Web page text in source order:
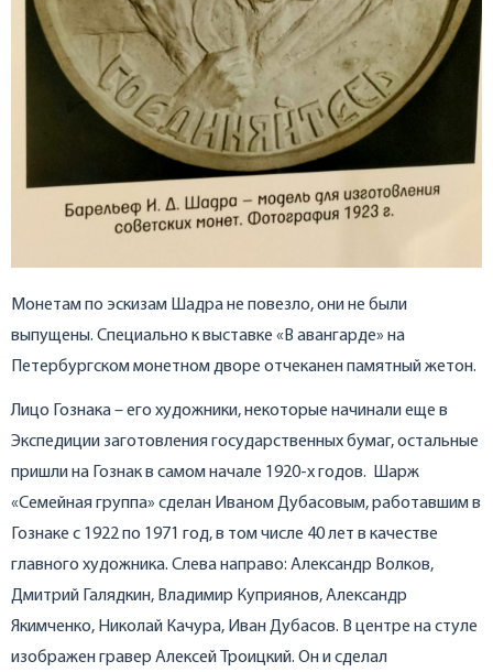
Монетам по эскизам Шадра не повезло, они не были
выпущены. Специально к выставке «В авангарде» на
Петербургском монетном дворе отчеканен памятный жетон.
Лицо Гознака – его художники, некоторые начинали еще в
Экспедиции заготовления государственных бумаг, остальные
пришли на Гознак в самом начале 1920-х годов. Шарж
«Семейная группа» сделан Иваном Дубасовым, работавшим в
Гознаке с 1922 по 1971 год, в том числе 40 лет в качестве
главного художника. Слева направо: Александр Волков,
Дмитрий Галядкин, Владимир Куприянов, Александр
Якимченко, Николай Качура, Иван Дубасов. В центре на стуле
изображен гравер Алексей Троицкий. Он и сделал